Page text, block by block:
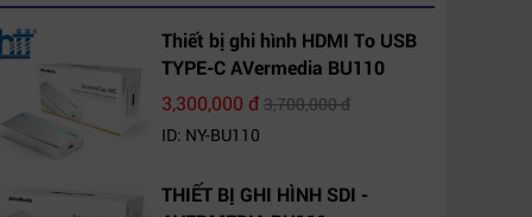
Thiết bị ghi hình HDMI To USB
TYPE-C AVermedia BU110
3,300,000 đ3,700,000 đ
ID: NY-BU110
THIẾT BỊ GHI HÌNH SDI -